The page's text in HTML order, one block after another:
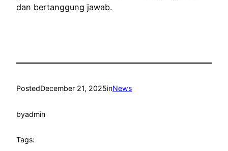
dan bertanggung jawab.
PostedDecember 21, 2025inNews
byadmin
Tags: